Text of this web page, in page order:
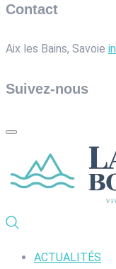
Contact
Aix les Bains, Savoie
Suivez-nous
ACTUALITÉS